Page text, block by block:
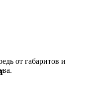
от габаритов и